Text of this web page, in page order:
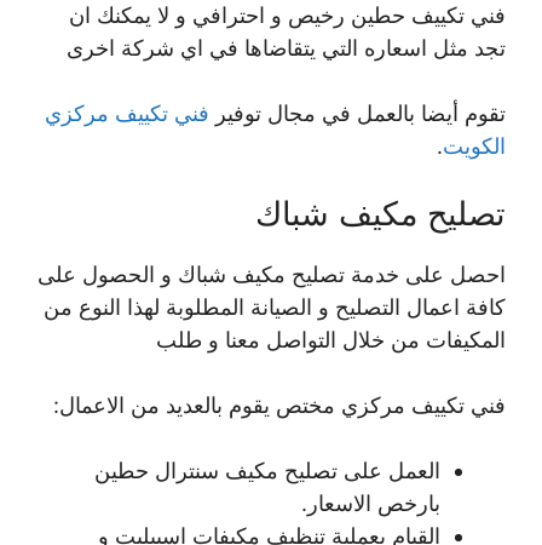
فني تكييف حطين رخيص و احترافي و لا يمكنك ان
تجد مثل اسعاره التي يتقاضاها في اي شركة اخرى
تقوم أيضا بالعمل في مجال توفير فني تكييف مركزي
الكويت.
تصليح مكيف شباك
احصل على خدمة تصليح مكيف شباك و الحصول على
كافة اعمال التصليح و الصيانة المطلوبة لهذا النوع من
المكيفات من خلال التواصل معنا و طلب
فني تكييف مركزي مختص يقوم بالعديد من الاعمال:
العمل على تصليح مكيف سنترال حطين
بارخص الاسعار.
القيام بعملية تنظيف مكيفات اسبيليت و